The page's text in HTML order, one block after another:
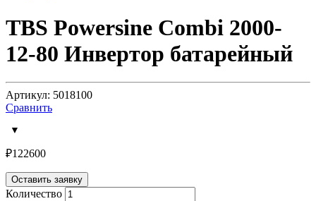
TBS Powersine Combi 2000-
12-80 Инвертор батарейный
Артикул: 5018100
Сравнить
₽122600
Оставить заявку
Количество